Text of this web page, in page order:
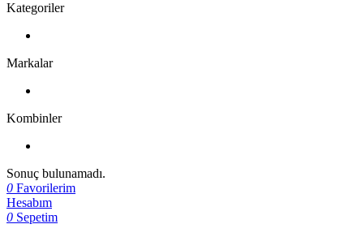
Kategoriler
Markalar
Kombinler
Sonuç bulunamadı.
0 Favorilerim
Hesabım
0 Sepetim